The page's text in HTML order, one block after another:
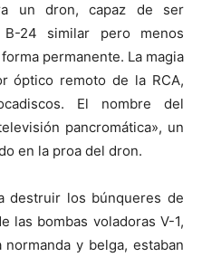
un dron, capaz de ser
24 similar pero menos
permanente. La magia
óptico remoto de la RCA,
El nombre del
pancromática», un
en la proa del dron.
destruir los búnqueres de
las bombas voladoras V-1,
y belga, estaban